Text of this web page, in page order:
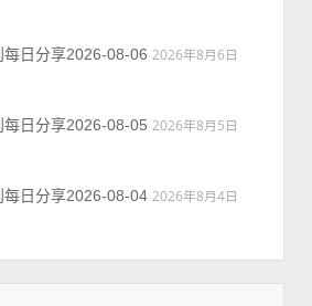
每日分享2026-08-06 2026年8月6日
每日分享2026-08-05 2026年8月5日
每日分享2026-08-04 2026年8月4日